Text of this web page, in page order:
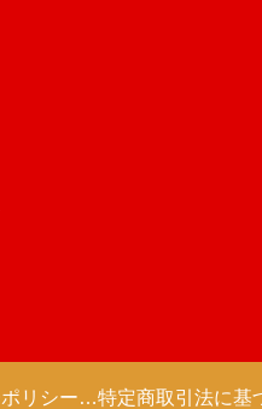
プライバシーポリシー 【Colorful Creation】